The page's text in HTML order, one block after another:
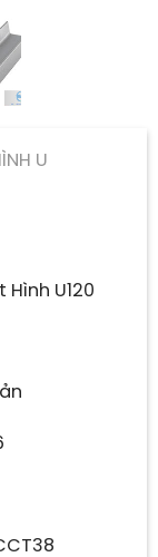
U
Hình U120